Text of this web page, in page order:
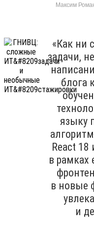
Максим
«Как ни
задачи,
блога
языку
React
в рамках
в новые
и